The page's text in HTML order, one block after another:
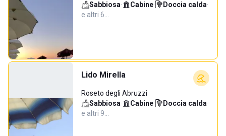
Sabbiosa· Cabine· Doccia calda·
e altri 6…
Lido Mirella
Roseto degli Abruzzi
Sabbiosa· Cabine· Doccia calda·
e altri 9…